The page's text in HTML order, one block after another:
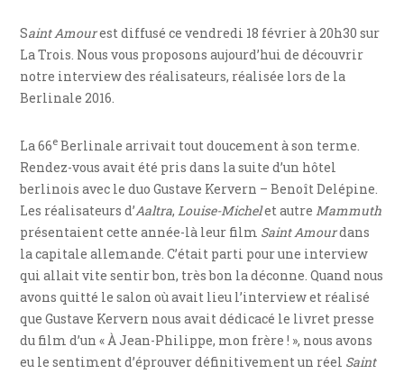
Saint Amourest diffusé ce vendredi 18 février à 20h30 sur
La Trois. Nous vous proposons aujourd’hui de découvrir
notre interview des réalisateurs, réalisée lors de la
Berlinale 2016.
La 66e Berlinale arrivait tout doucement à son terme.
Rendez-vous avait été pris dans la suite d’un hôtel
berlinois avec le duo Gustave Kervern – Benoît Delépine.
Les réalisateurs d’Aaltra,Louise-Michelet autreMammuth
présentaient cette année-là leur film Saint Amourdans
la capitale allemande. C’était parti pour une interview
qui allait vite sentir bon, très bon la déconne. Quand nous
avons quitté le salon où avait lieu l’interview et réalisé
que Gustave Kervern nous avait dédicacé le livret presse
du film d’un « À Jean-Philippe, mon frère ! », nous avons
eu le sentiment d’éprouver définitivement un réel Saint